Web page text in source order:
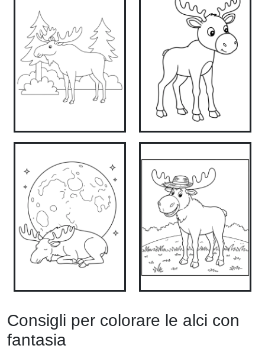
Consigli per colorare le alci con
fantasia